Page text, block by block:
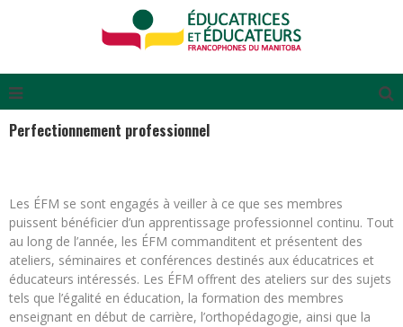
Perfectionnement professionnel
Les ÉFM se sont engagés à veiller à ce que ses membres
puissent bénéficier d’un apprentissage professionnel continu. Tout
au long de l’année, les ÉFM commanditent et présentent des
ateliers, séminaires et conférences destinés aux éducatrices et
éducateurs intéressés. Les ÉFM offrent des ateliers sur des sujets
tels que l’égalité en éducation, la formation des membres
enseignant en début de carrière, l’orthopédagogie, ainsi que la